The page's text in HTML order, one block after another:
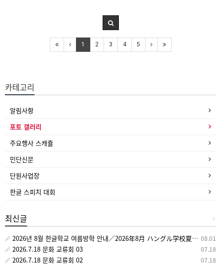
1 2 3 4 5
카테고리
알림사항
포토 갤러리
주요행사 스캐쥴
민단신문
단원사업장
한글 스피치 대회
+
최신글
08.01
2026년 8월 한글학교 여름방학 안내／2026年8月 ハングル学校夏休みのお知らせ
07.18
2026.7.18 문화 교류회 03
07.18
2026.7.18 문화 교류회 02